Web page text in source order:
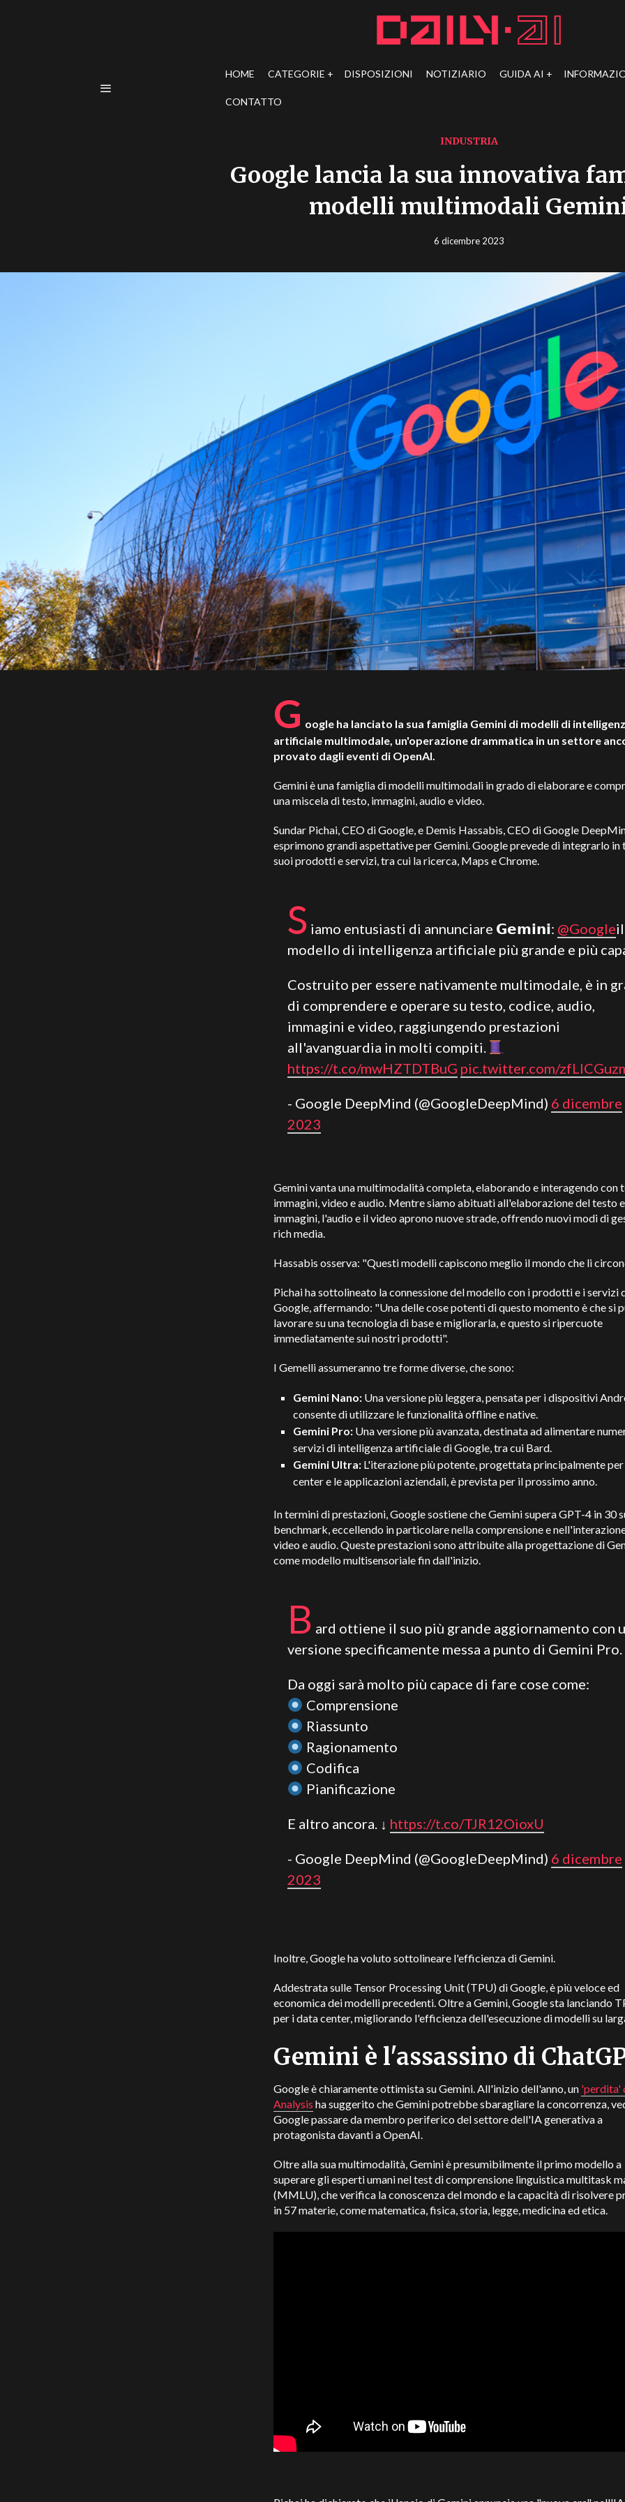
HOME CATEGORIE DISPOSIZIONI NOTIZIARIO GUIDA AI
CONTATTO
INDUSTRIA
Google lancia la sua innovativa
modelli multimodali
6 dicembre 2023
G oogle ha lanciato la sua famiglia Gemini di modelli di
artificiale multimodale, un'operazione drammatica in un settore
provato dagli eventi di OpenAI.
Gemini è una famiglia di modelli multimodali in grado di elaborare e
una miscela di testo, immagini, audio e video.
Sundar Pichai, CEO di Google, e Demis Hassabis, CEO di Google
esprimono grandi aspettative per Gemini. Google prevede di integrarlo in
suoi prodotti e servizi, tra cui la ricerca, Maps e Chrome.
S iamo entusiasti di annunciare 𝗚𝗲𝗺𝗶𝗻𝗶: @Googleil
modello di intelligenza artificiale più grande e più
Costruito per essere nativamente multimodale, è in
di comprendere e operare su testo, codice, audio,
immagini e video, raggiungendo prestazioni
all'avanguardia in molti compiti.
https://t.co/mwHZTDTBuG pic.twitter.com/
- Google DeepMind (@GoogleDeepMind) 6 dicembre
2023
Gemini vanta una multimodalità completa, elaborando e interagendo con
immagini, video e audio. Mentre siamo abituati all'elaborazione del testo
immagini, l'audio e il video aprono nuove strade, offrendo nuovi modi di
rich media.
Hassabis osserva: "Questi modelli capiscono meglio il mondo che li
Pichai ha sottolineato la connessione del modello con i prodotti e i servizi
Google, affermando: "Una delle cose potenti di questo momento è che si
lavorare su una tecnologia di base e migliorarla, e questo si ripercuote
immediatamente sui nostri prodotti".
I Gemelli assumeranno tre forme diverse, che sono:
Gemini Nano: Una versione più leggera, pensata per i dispositivi
consente di utilizzare le funzionalità offline e native.
Gemini Pro: Una versione più avanzata, destinata ad alimentare
servizi di intelligenza artificiale di Google, tra cui Bard.
Gemini Ultra: L'iterazione più potente, progettata principalmente
center e le applicazioni aziendali, è prevista per il prossimo anno.
In termini di prestazioni, Google sostiene che Gemini supera GPT-4 in 30
benchmark, eccellendo in particolare nella comprensione e
video e audio. Queste prestazioni sono attribuite alla progettazione di
come modello multisensoriale fin dall'inizio.
B ard ottiene il suo più grande aggiornamento con
versione specificamente messa a punto di Gemini Pro.
Da oggi sarà molto più capace di fare cose come:
Comprensione
Riassunto
Ragionamento
Codifica
Pianificazione
E altro ancora. ↓ https://t.co/TJR12OioxU
- Google DeepMind (@GoogleDeepMind) 6 dicembre
2023
Inoltre, Google ha voluto sottolineare l'efficienza di Gemini.
Addestrata sulle Tensor Processing Unit (TPU) di Google, è più veloce ed
economica dei modelli precedenti. Oltre a Gemini, Google sta lanciando
per i data center, migliorando l'efficienza dell'esecuzione di modelli su
Gemini è l'assassino di
Google è chiaramente ottimista su Gemini. All'inizio dell'anno, un 'perdita'
Analysis ha suggerito che Gemini potrebbe sbaragliare la concorrenza,
Google passare da membro periferico del settore dell'IA generativa a
protagonista davanti a OpenAI.
Oltre alla sua multimodalità, Gemini è presumibilmente il primo modello a
superare gli esperti umani nel test di comprensione linguistica multitask
(MMLU), che verifica la conoscenza del mondo e la capacità di risolvere
in 57 materie, come matematica, fisica, storia, legge, medicina ed etica.